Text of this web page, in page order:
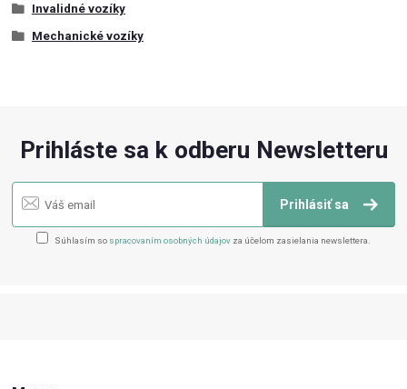
Invalidné vozíky
Mechanické vozíky
Prihláste sa k odberu Newsletteru
Prihlásiť sa
Súhlasím so spracovaním osobných údajov za účelom zasielania newslettera.